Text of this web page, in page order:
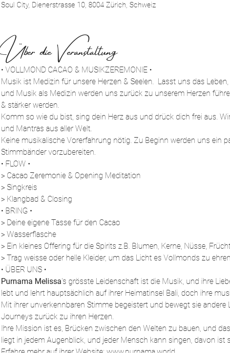
Soul City, Dienerstrasse 10, 8004 Zürich, Schweiz
Über die Veranstaltung
• VOLLMOND CACAO & MUSIKZEREMONIE •
Musik ist Medizin für unsere Herzen & Seelen.  Lasst uns das
und Musik als Medizin werden uns zurück zu unserem Herzen
& stärker werden.
Komm so wie du bist, sing dein Herz aus und drück dich frei aus.
und Mantras aus aller Welt.
Keine musikalische Vorerfahrung nötig. Zu Beginn werden uns ein
Stimmbänder vorzubereiten.
• FLOW •
> Cacao Zeremonie & Opening Meditation
> Singkreis
> Klangbad & Closing
• BRING •
> Deine eigene Tasse für den Cacao
> Wasserflasche
> Ein kleines Offering für die Spirits z.B. Blumen, Kerne, Nüsse,
> Trag weisse oder helle Kleider, um das Licht es Vollmonds zu
• ÜBER UNS •
Purnama Melissa's grösste Leidenschaft ist die Musik, und ihre
lebt und lehrt hauptsächlich auf ihrer Heimatinsel Bali, doch ihre
Mit ihrer unverkennbaren Stimme begeistert und bewegt sie
Journeys zurück zu ihren Herzen.
Ihre Mission ist es, Brücken zwischen den Welten zu bauen, und
liegt in jedem Augenblick, und jeder Mensch kann singen, davon ist